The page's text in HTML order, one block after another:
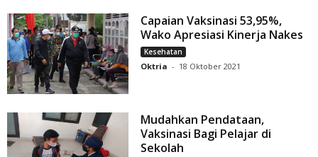
Capaian Vaksinasi 53,95%,
Wako Apresiasi Kinerja Nakes
Kesehatan
Oktria - 18 Oktober 2021
Mudahkan Pendataan,
Vaksinasi Bagi Pelajar di
Sekolah